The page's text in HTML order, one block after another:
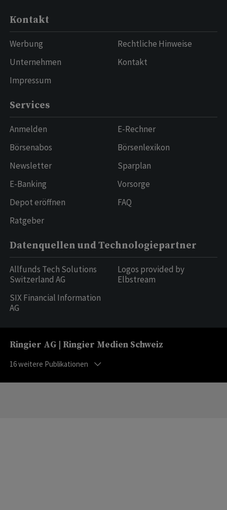
Kontakt
Werbung
Unternehmen
Impressum
Rechtliche Hinweise
Kontakt
Services
Anmelden
Börsenabos
Newsletter
E-Banking
Depot eröffnen
Ratgeber
E-Rechner
Börsenlexikon
Sparplan
Vorsorge
FAQ
Datenquellen und Technologiepartner
Allfunds Tech Solutions
Switzerland AG
SIX Financial Information
AG
Logos provided by
Elbstream
Ringier AG | Ringier Medien Schweiz
16weitere Publikationen